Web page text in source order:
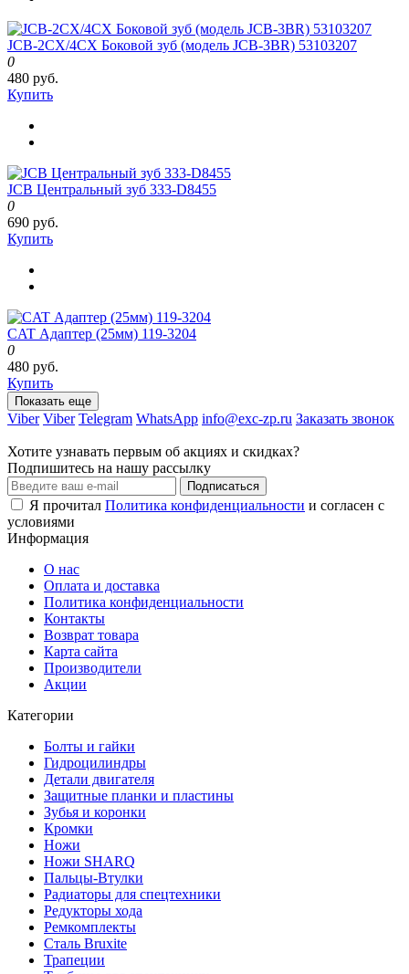
JCB-2CX/4CX Боковой зуб (модель JCB-3BR) 53103207
0
480 руб.
Купить
JCB Центральный зуб 333-D8455
0
690 руб.
Купить
CAT Адаптер (25мм) 119-3204
0
480 руб.
Купить
Показать еще
Viber Viber Telegram WhatsApp info@exc-zp.ru Заказать звонок
Хотите узнавать первым об акциях и скидках?
Подпишитесь на нашу рассылку
Подписаться
Я прочитал Политика конфиденциальности и согласен с
условиями
Информация
О нас
Оплата и доставка
Политика конфиденциальности
Контакты
Возврат товара
Карта сайта
Производители
Акции
Категории
Болты и гайки
Гидроцилиндры
Детали двигателя
Защитные планки и пластины
Зубья и коронки
Кромки
Ножи
Ножи SHARQ
Пальцы-Втулки
Радиаторы для спецтехники
Редукторы хода
Ремкомплекты
Сталь Bruxite
Трапеции